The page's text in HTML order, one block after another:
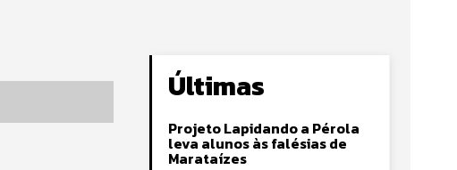
Últimas
Projeto Lapidando a Pérola
leva alunos às falésias de
Marataízes